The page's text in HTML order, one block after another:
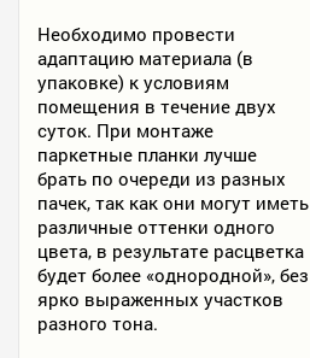
Необходимо провести
адаптацию материала (в
упаковке) к условиям
помещения в течение двух
суток. При монтаже
паркетные планки лучше
брать по очереди из разных
пачек, так как они могут иметь
различные оттенки одного
цвета, в результате расцветка
будет более «однородной», без
ярко выраженных участков
разного тона.